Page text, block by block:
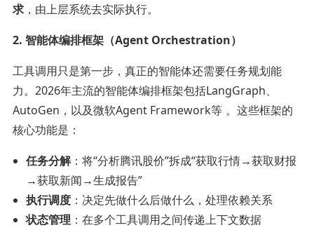
求，由上层系统去实际执行。
2. 智能体编排框架（Agent Orchestration）
工具调用只是第一步，真正的智能体还需要任务规划能
力。2026年主流的智能体编排框架包括LangGraph、
AutoGen，以及微软Agent Framework等 。这些框架的
核心功能是：
任务分解：将“分析腾讯股价”拆成“获取行情→获取财报
→获取新闻→生成报告”
执行调度 ：决定先做什么后做什么，处理依赖关系
状态管理 ：在多个工具调用之间传递上下文数据